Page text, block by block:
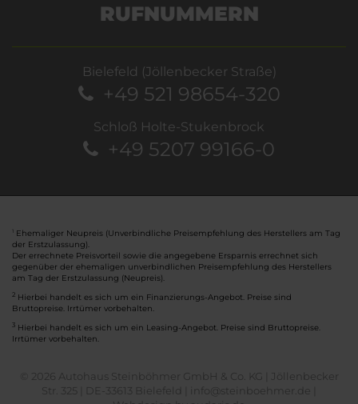
RUFNUMMERN
Bielefeld (Jöllenbecker Straße)
+49 521 98654-320
Schloß Holte-Stukenbrock
+49 5207 99166-0
Ehemaliger Neupreis (Unverbindliche Preisempfehlung des Herstellers am Tag
der Erstzulassung).
Der errechnete Preisvorteil sowie die angegebene Ersparnis errechnet sich
gegenüber der ehemaligen unverbindlichen Preisempfehlung des Herstellers
am Tag der Erstzulassung (Neupreis).
2 Hierbei handelt es sich um ein Finanzierungs-Angebot. Preise sind
Bruttopreise. Irrtümer vorbehalten.
3 Hierbei handelt es sich um ein Leasing-Angebot. Preise sind Bruttopreise.
Irrtümer vorbehalten.
© 2026 Autohaus Steinböhmer GmbH & Co. KG | Jöllenbecker
Str. 325 | DE-33613 Bielefeld | info@steinboehmer.de |